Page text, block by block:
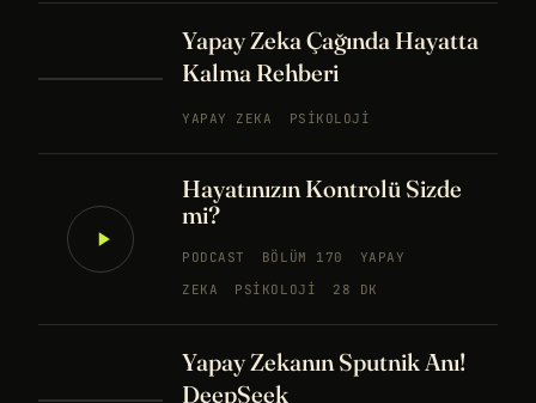
Yapay Zeka Çağında Hayatta
Kalma Rehberi
YAPAY ZEKA PSIKOLOJI
Hayatınızın Kontrolü Sizde
mi?
PODCAST BÖLÜM 170
YAPAY
ZEKA
PSIKOLOJI 28 DK
Yapay Zekanın Sputnik Anı!
DeepSeek